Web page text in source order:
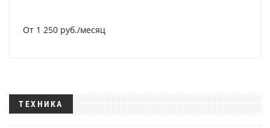
От 1 250 руб./месяц
ТЕХНИКА